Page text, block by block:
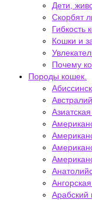
Дети,
Скорбят
Гибкость
Кошки и
Почему
Породы кошек.
Арабский